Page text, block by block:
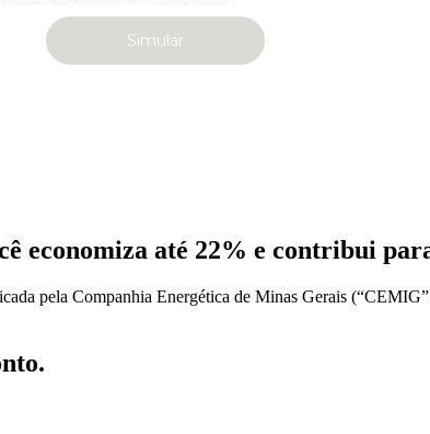
economiza até 22% e contribui
pela Companhia Energética de Minas Gerais